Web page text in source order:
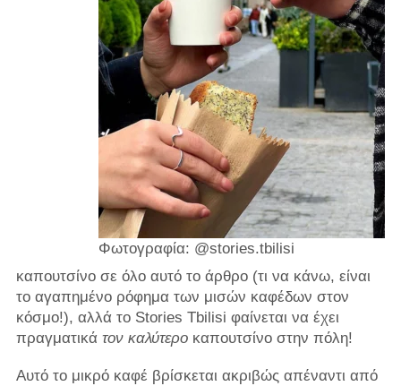
Φωτογραφία: @stories.tbilisi
καπουτσίνο σε όλο αυτό το άρθρο (τι να κάνω, είναι
το αγαπημένο ρόφημα των μισών καφέδων στον
κόσμο!), αλλά το Stories Tbilisi φαίνεται να έχει
πραγματικά τον καλύτεροκαπουτσίνο στην πόλη!
Αυτό το μικρό καφέ βρίσκεται ακριβώς απέναντι από